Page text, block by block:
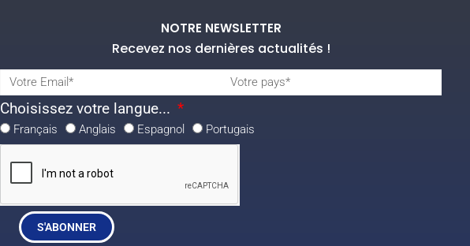
NOTRE NEWSLETTER
Recevez nos dernières actualités !
Choisissez votre langue...
Français Anglais Espagnol Portugais
S'ABONNER